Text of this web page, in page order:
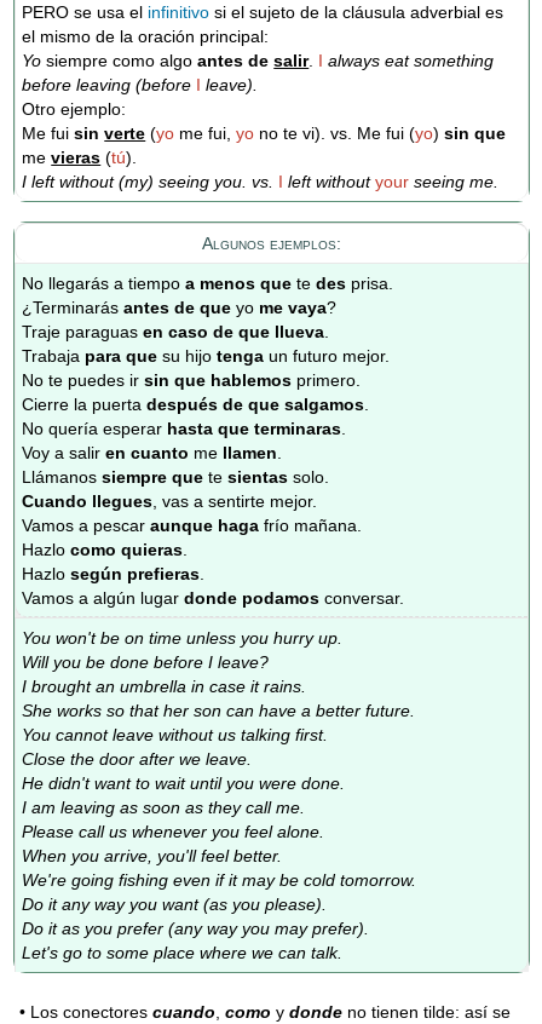
PERO se usa el infinitivo si el sujeto de la cláusula adverbial es
el mismo de la oración principal:
Yo siempre como algoantes de salir. I always eat something
before leaving (before I leave).
Otro ejemplo:
Me fuisinverte (yo me fui,yo no te vi). vs. Me fui (yo)sin que
mevieras (tú).
I left without (my) seeing you. vs. I left withoutyour seeing me.
Algunos ejemplos:
No llegarás a tiempoa menos que tedes prisa.
¿Terminarásantes de que yo me vaya?
Traje paraguasen caso de que llueva
Trabaja para que su hijotenga un futuro mejor.
No te puedes irsin que hablemos primero.
Cierre la puertadespués de que salgamos
No quería esperar hasta que terminaras
Voy a saliren cuanto me llamen
Llámanos siempre quete sientassolo.
Cuando llegues , vas a sentirte mejor.
Vamos a pescaraunque haga frío mañana.
Hazlocomo quieras
Hazlosegún prefieras
Vamos a algún lugardonde podamos conversar.
You won't be on time unless you hurry up.
Will you be done before I leave?
I brought an umbrella in case it rains.
She works so that her son can have a better future.
You cannot leave without us talking first.
Close the door after we leave.
He didn't want to wait until you were done.
I am leaving as soon as they call me.
Please call us whenever you feel alone.
When you arrive, you'll feel better.
We're going fishing even if it may be cold tomorrow.
Do it any way you want (as you please).
Do it as you prefer (any way you may prefer).
Let's go to some place where we can talk.
• Los conectorescuando ,como ydonde no tienen tilde: así se